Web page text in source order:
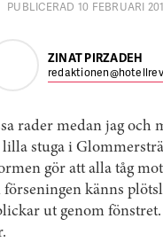
PUBLICERAD 10 FEBRUARI
ZINAT PIRZADEH
rader medan jag och
stuga i
gör att alla tåg
känns
ut genom